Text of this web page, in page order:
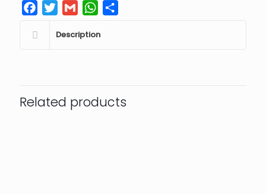
FacebookTwitterGmail WhatsApp
Description
Related products